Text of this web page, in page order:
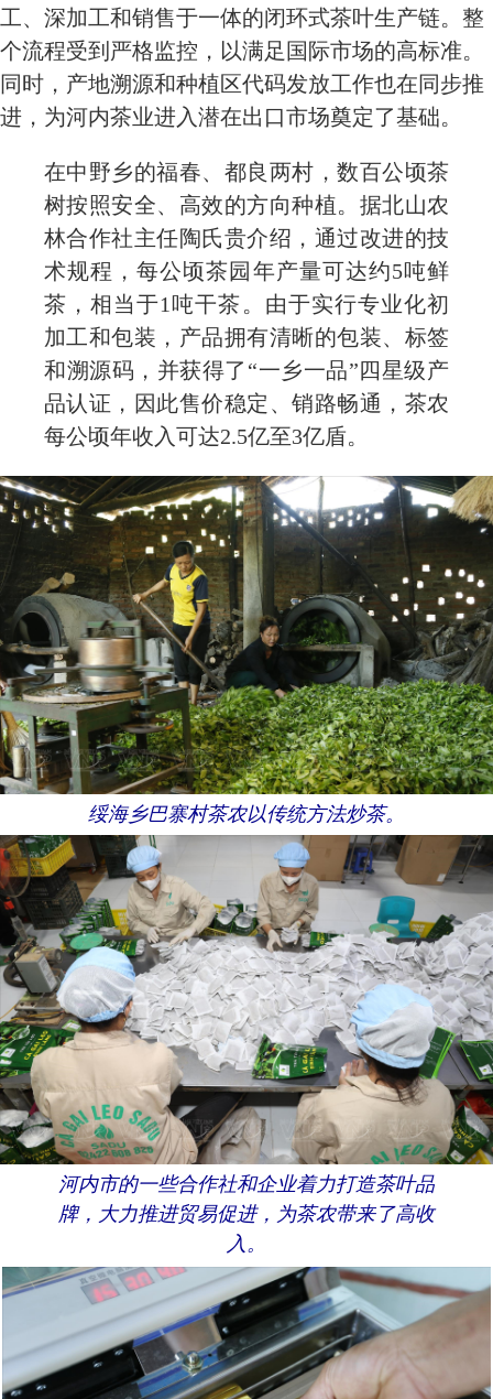
工、深加工和销售于一体的闭环式茶叶生产链。整
个流程受到严格监控，以满足国际市场的高标准。
同时，产地溯源和种植区代码发放工作也在同步推
进，为河内茶业进入潜在出口市场奠定了基础。
在中野乡的福春、都良两村，数百公顷茶
树按照安全、高效的方向种植。据北山农
林合作社主任陶氏贵介绍，通过改进的技
术规程，每公顷茶园年产量可达约5吨鲜
茶，相当于1吨干茶。由于实行专业化初
加工和包装，产品拥有清晰的包装、标签
和溯源码，并获得了“一乡一品”四星级产
品认证，因此售价稳定、销路畅通，茶农
每公顷年收入可达2.5亿至3亿盾。
绥海乡巴寨村茶农以传统方法炒茶。
河内市的一些合作社和企业着力打造茶叶品
牌，大力推进贸易促进，为茶农带来了高收
入。